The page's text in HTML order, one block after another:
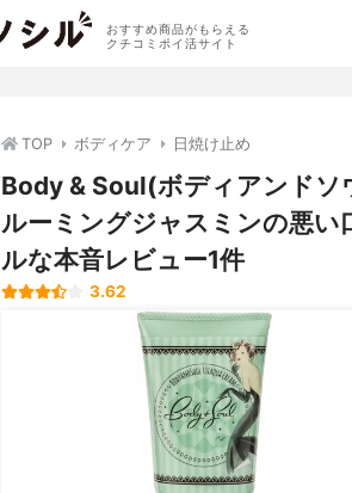
おすすめ商品がもらえる
クチコミポイ活サイト
TOP ボディケア 日焼け止め
Body & Soul(ボディアンド
ルーミングジャスミンの悪い
ルな本音レビュー1件
3.62